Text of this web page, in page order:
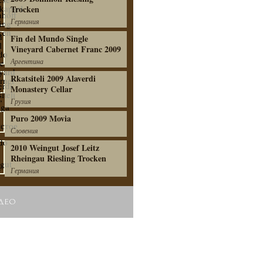
Trocken
Германия
Fin del Mundo Single
Vineyard Cabernet Franc 2009
Аргентина
Rkatsiteli 2009 Alaverdi
Monastery Cellar
Грузия
Puro 2009 Movia
Словения
2010 Weingut Josef Leitz
Rheingau Riesling Trocken
Германия